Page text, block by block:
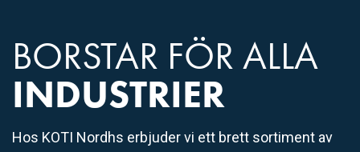
BORSTAR FÖR ALLA
INDUSTRIER
Hos KOTI Nordhs erbjuder vi ett brett sortiment av